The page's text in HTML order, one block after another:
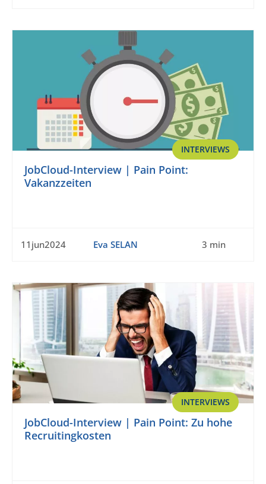
INTERVIEWS
JobCloud-Interview | Pain Point:
Vakanzzeiten
11jun2024 Eva SELAN 3 min
INTERVIEWS
JobCloud-Interview | Pain Point: Zu hohe
Recruitingkosten